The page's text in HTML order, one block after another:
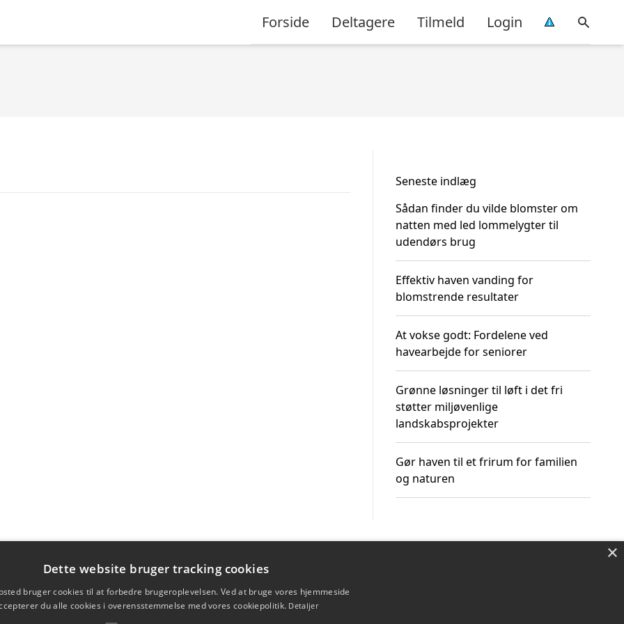
Forside Deltagere Tilmeld Login
Seneste indlæg
Sådan finder du vilde blomster om
natten med led lommelygter til
udendørs brug
Effektiv haven vanding for
blomstrende resultater
At vokse godt: Fordelene ved
havearbejde for seniorer
Grønne løsninger til løft i det fri
støtter miljøvenlige
landskabsprojekter
Gør haven til et frirum for familien
og naturen
×
Dette website bruger tracking cookies
bruger cookies til at forbedre brugeroplevelsen. Ved at bruge vores hjemmeside
du alle cookies i overensstemmelse med vores cookiepolitik. Detaljer